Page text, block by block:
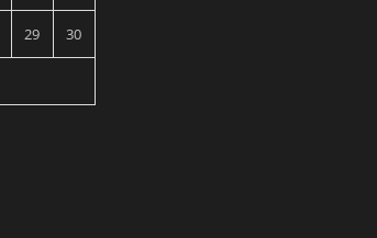
29 30